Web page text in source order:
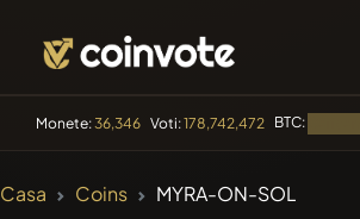
Monete:36,346 Voti:178,742,472 BTC:
TENDENZA
Casa Coins MYRA-ON-SOL